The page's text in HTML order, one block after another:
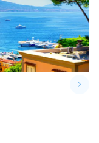
keyboard_arrow_right